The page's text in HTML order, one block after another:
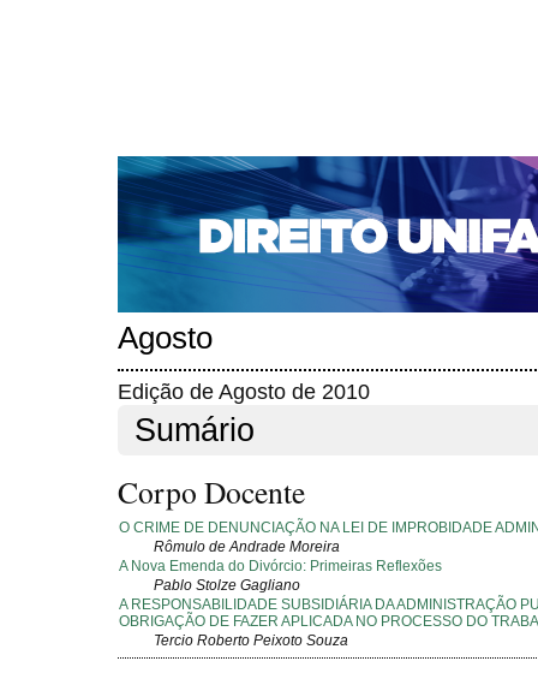
CAPA SOBRE ACESSO CADASTRO
NOTÍCIAS
EDIÇÕES DE Nº 1 A 100 WEBMAIL
Capa>Edições anteriores>n. 122 (2010)
n. 122 (2010)
Agosto
Edição de Agosto de 2010
Sumário
Corpo Docente
O CRIME DE DENUNCIAÇÃO NA LEI DE IMPROBIDADE
Rômulo de Andrade Moreira
A Nova Emenda do Divórcio: Primeiras Reflexões
Pablo Stolze Gagliano
A RESPONSABILIDADE SUBSIDIÁRIA DA ADMINISTRAÇÃO
OBRIGAÇÃO DE FAZER APLICADA NO PROCESSO DO
Tercio Roberto Peixoto Souza